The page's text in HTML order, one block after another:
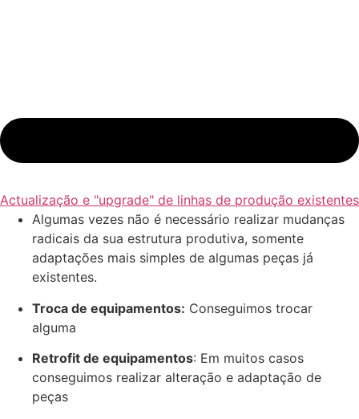
Actualização e "upgrade" de linhas de produção existentes
Algumas vezes não é necessário realizar mudanças
radicais da sua estrutura produtiva, somente
adaptações mais simples de algumas peças já
existentes.
Troca de equipamentos: Conseguimos trocar
alguma
Retrofit de equipamentos: Em muitos casos
conseguimos realizar alteração e adaptação de
peças